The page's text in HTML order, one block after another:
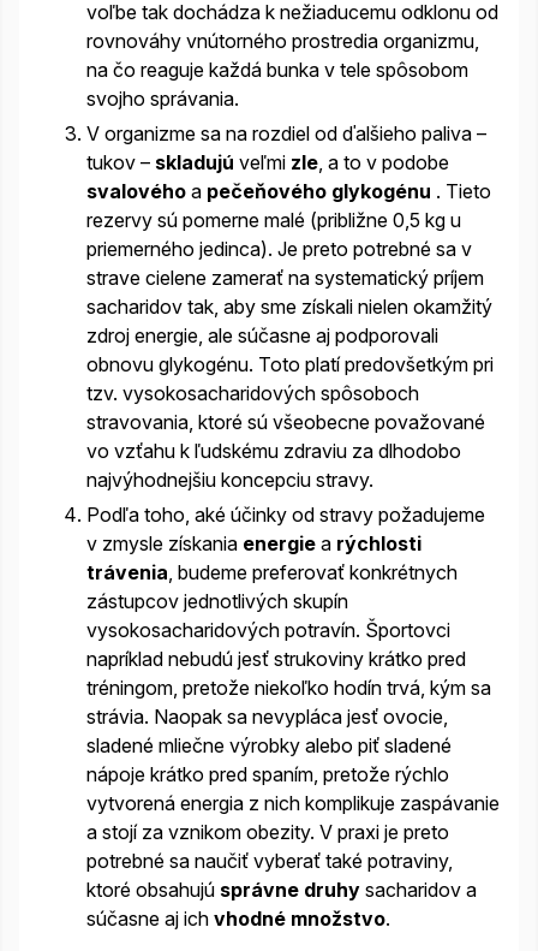
voľbe tak dochádza k nežiaducemu odklonu od
rovnováhy vnútorného prostredia organizmu,
na čo reaguje každá bunka v tele spôsobom
svojho správania.
V organizme sa na rozdiel od ďalšieho paliva –
tukov – skladujú veľmi zle , a to v podobe
svalového a pečeňového glykogénu . Tieto
rezervy sú pomerne malé (približne 0,5 kg u
priemerného jedinca). Je preto potrebné sa v
strave cielene zamerať na systematický príjem
sacharidov tak, aby sme získali nielen okamžitý
zdroj energie, ale súčasne aj podporovali
obnovu glykogénu. Toto platí predovšetkým pri
tzv. vysokosacharidových spôsoboch
stravovania, ktoré sú všeobecne považované
vo vzťahu k ľudskému zdraviu za dlhodobo
najvýhodnejšiu koncepciu stravy.
Podľa toho, aké účinky od stravy požadujeme
v zmysle získania energie a rýchlosti
trávenia , budeme preferovať konkrétnych
zástupcov jednotlivých skupín
vysokosacharidových potravín. Športovci
napríklad nebudú jesť strukoviny krátko pred
tréningom, pretože niekoľko hodín trvá, kým sa
strávia. Naopak sa nevypláca jesť ovocie,
sladené mliečne výrobky alebo piť sladené
nápoje krátko pred spaním, pretože rýchlo
vytvorená energia z nich komplikuje zaspávanie
a stojí za vznikom obezity. V praxi je preto
potrebné sa naučiť vyberať také potraviny,
ktoré obsahujú správne druhy sacharidov a
súčasne aj ich vhodné množstvo.